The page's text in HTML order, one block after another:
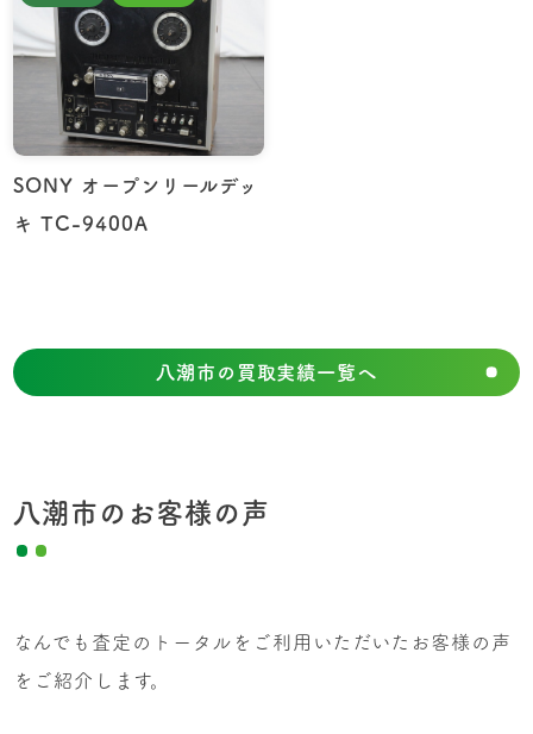
SONY オープンリールデッ
キ TC-9400A
八潮市の買取実績一覧へ
八潮市のお客様の声
なんでも査定のトータルをご利用いただいたお客様の声
をご紹介します。